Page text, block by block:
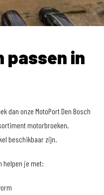
passen in
dan onze MotoPort Den Bosch
motorbroeken,
beschikbaar zijn.
helpen je met: